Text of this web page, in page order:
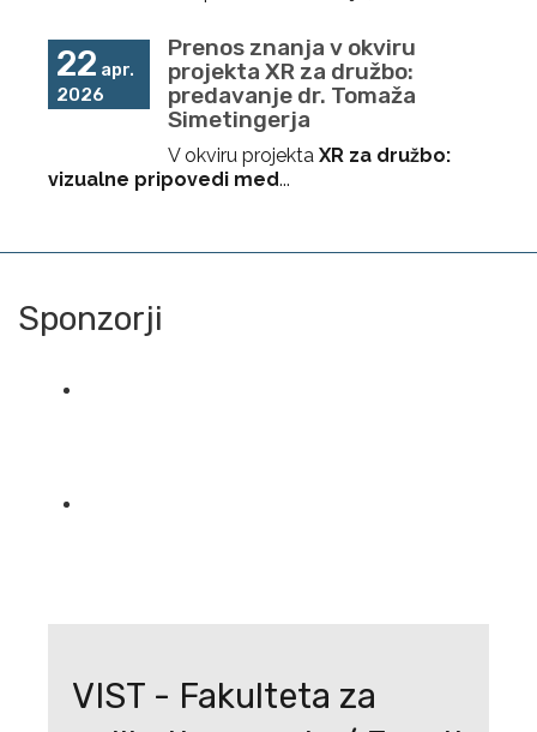
22 apr.
2026
Prenos znanja v okviru
projekta XR za družbo:
predavanje dr. Tomaža
Simetingerja
V okviru projekta XR za družbo:
vizualne pripovedi med...
Sponzorji
VIST - Fakulteta za